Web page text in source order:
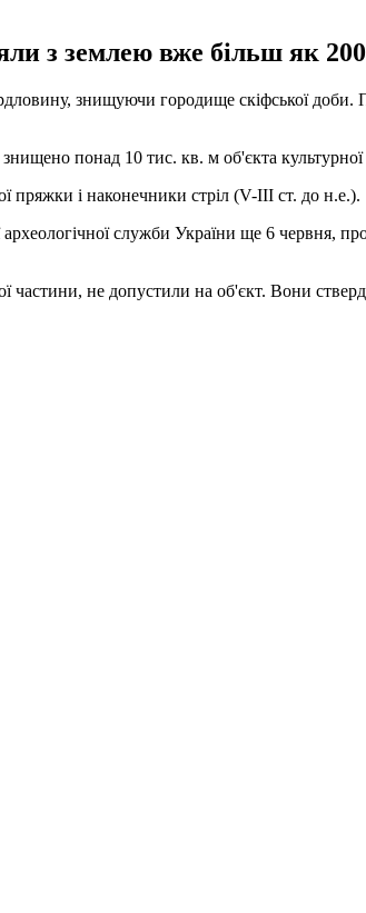
з землею вже більш як 200
знищуючи городище скіфської
понад 10 тис. кв. м об'єкта
пряжки і наконечники стріл (V-III ст. до н.е.).
служби України ще 6 червня,
частини, не допустили на об'єкт. Вони